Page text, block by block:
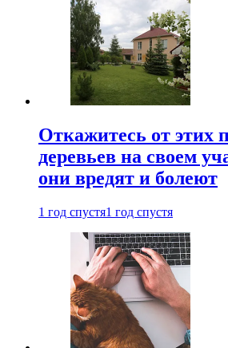
Откажитесь от этих
деревьев на своем
они вредят и болеют
1 год спустя1 год спустя